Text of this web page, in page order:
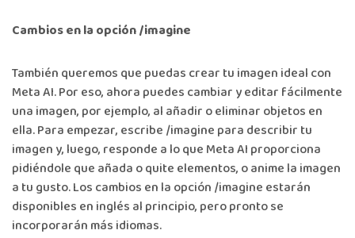
Cambios en la opción /imagine
También queremos que puedas crear tu imagen ideal con
Meta AI. Por eso, ahora puedes cambiar y editar fácilmente
una imagen, por ejemplo, al añadir o eliminar objetos en
ella. Para empezar, escribe /imagine para describir tu
imagen y, luego, responde a lo que Meta AI proporciona
pidiéndole que añada o quite elementos, o anime la imagen
a tu gusto. Los cambios en la opción /imagine estarán
disponibles en inglés al principio, pero pronto se
incorporarán más idiomas.